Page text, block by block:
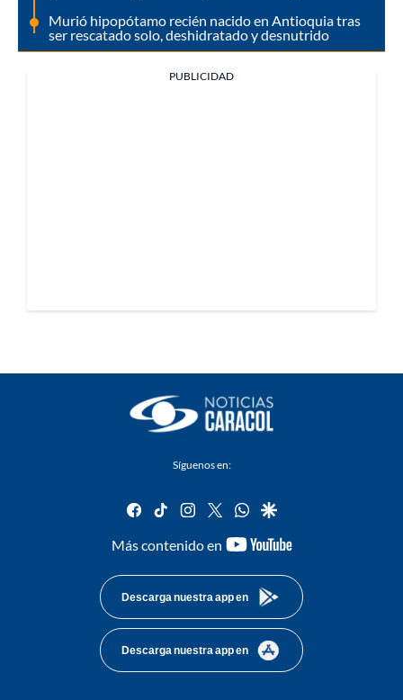
Murió hipopótamo recién nacido en Antioquia tras
ser rescatado solo, deshidratado y desnutrido
PUBLICIDAD
Síguenos en:
facebook
tiktok instagram
twitterwhatsapp
google
Más contenido en
youtube-
Descarga nuestra app en
Descarga nuestra app en